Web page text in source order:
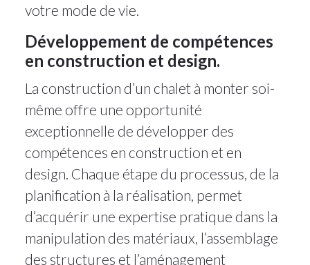
votre mode de vie.
Développement de compétences
en construction et design.
La construction d’un chalet à monter soi-
même offre une opportunité
exceptionnelle de développer des
compétences en construction et en
design. Chaque étape du processus, de la
planification à la réalisation, permet
d’acquérir une expertise pratique dans la
manipulation des matériaux, l’assemblage
des structures et l’aménagement